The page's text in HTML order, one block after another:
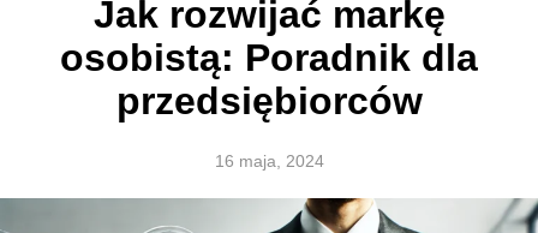
Jak rozwijać markę
osobistą: Poradnik dla
przedsiębiorców
16 maja, 2024